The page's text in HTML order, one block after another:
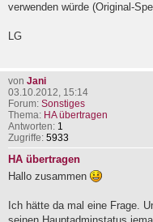
verwenden würde (Original-
LG
von Jani
03.10.2012, 15:14
Forum: Sonstiges
Thema: HA übertragen
Antworten: 1
Zugriffe: 5933
HA übertragen
Hallo zusammen
Ich hätte da mal eine Frage.